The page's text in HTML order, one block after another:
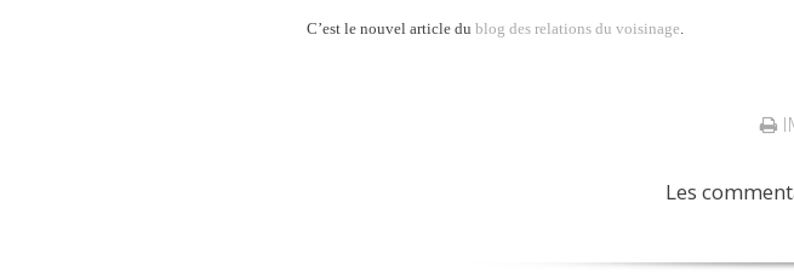
C’est le nouvel article du blog des relations du voisinage.
Les